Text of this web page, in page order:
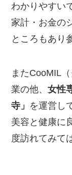
わかりやすい
家計・お金の
ところもあり
またCooMIL
業の他、女性
寺」 を運営し
美容と健康に
度訪れてみて